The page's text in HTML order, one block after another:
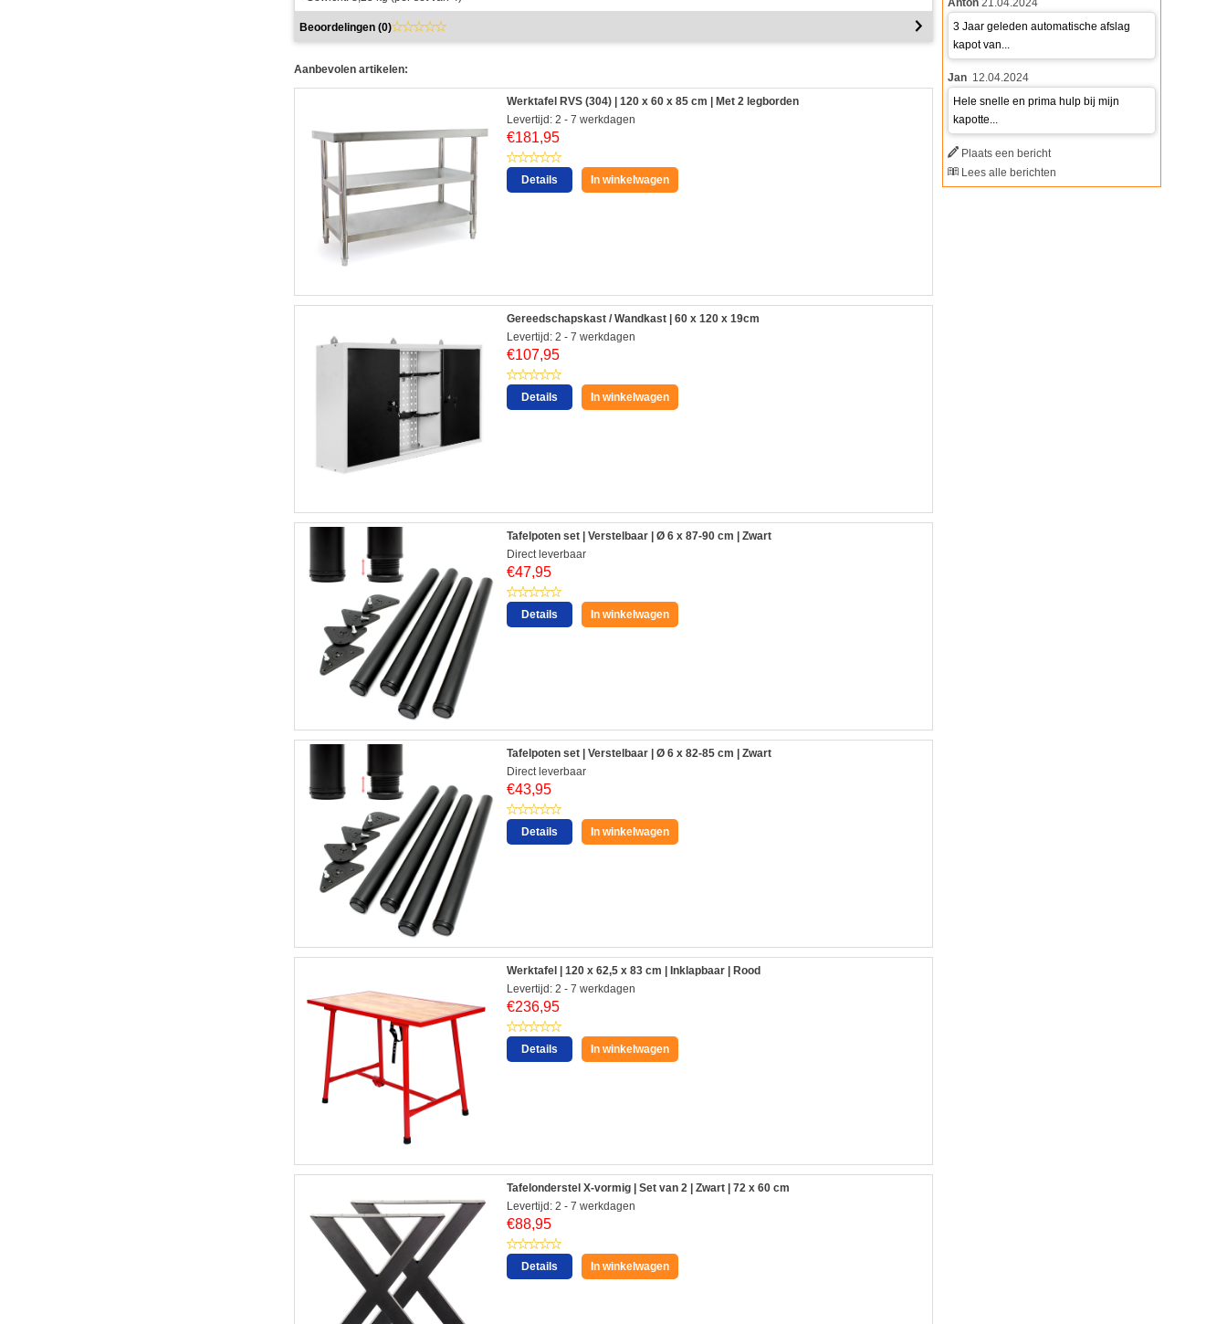
Beoordelingen (0)
Aanbevolen artikelen:
Werktafel RVS (304) | 120 x 60 x 85 cm | Met 2 legborden
Levertijd: 2 - 7 werkdagen
€181,95
Details In winkelwagen
Gereedschapskast / Wandkast | 60 x 120 x 19cm
Levertijd: 2 - 7 werkdagen
€107,95
Details In winkelwagen
Tafelpoten set | Verstelbaar | Ø 6 x 87-90 cm | Zwart
Direct leverbaar
€47,95
Details In winkelwagen
Tafelpoten set | Verstelbaar | Ø 6 x 82-85 cm | Zwart
Direct leverbaar
€43,95
Details In winkelwagen
Werktafel | 120 x 62,5 x 83 cm | Inklapbaar | Rood
Levertijd: 2 - 7 werkdagen
€236,95
Details In winkelwagen
Tafelonderstel X-vormig | Set van 2 | Zwart | 72 x 60 cm
Levertijd: 2 - 7 werkdagen
€88,95
Details In winkelwagen
3 Jaar geleden automatische afslag
kapot van...
Jan 12.04.2024
Hele snelle en prima hulp bij mijn
kapotte...
Plaats een bericht
Lees alle berichten